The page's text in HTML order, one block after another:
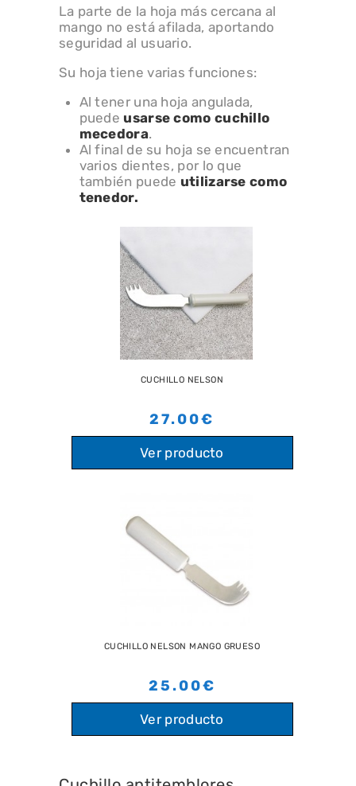
La parte de la hoja más cercana al
mango no está afilada, aportando
seguridad al usuario.
Su hoja tiene varias funciones:
Al tener una hoja angulada,
puede usarse como cuchillo
mecedora.
Al final de su hoja se encuentran
varios dientes, por lo que
también puede utilizarse como
tenedor.
CUCHILLO NELSON
27.00€
Ver producto
CUCHILLO NELSON MANGO GRUESO
25.00€
Ver producto